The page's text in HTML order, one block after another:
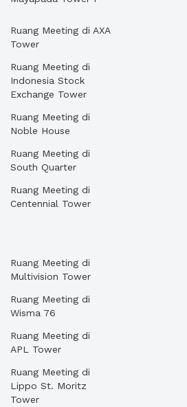
Ruang Meeting di AXA
Tower
Ruang Meeting di
Indonesia Stock
Exchange Tower
Ruang Meeting di
Noble House
Ruang Meeting di
South Quarter
Ruang Meeting di
Centennial Tower
Ruang Meeting di
Multivision Tower
Ruang Meeting di
Wisma 76
Ruang Meeting di
APL Tower
Ruang Meeting di
Lippo St. Moritz
Tower